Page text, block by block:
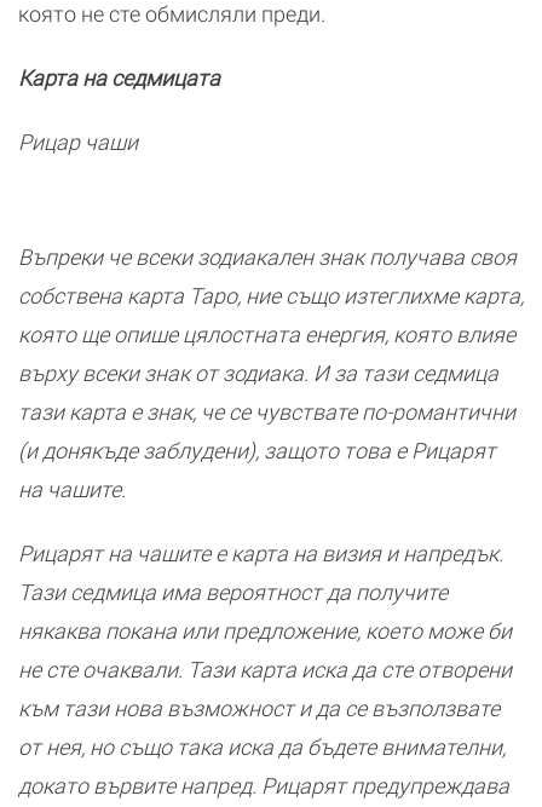
която не сте обмисляли преди.
Карта на седмицата
Рицар чаши
Въпреки че всеки зодиакален знак получава своя
собствена карта Таро, ние също изтеглихме карта,
която ще опише цялостната енергия, която влияе
върху всеки знак от зодиака. И за тази седмица
тази карта е знак, че се чувствате по-романтични
(и донякъде заблудени), защото това е Рицарят
на чашите.
Рицарят на чашите е карта на визия и напредък.
Тази седмица има вероятност да получите
някаква покана или предложение, което може би
не сте очаквали. Тази карта иска да сте отворени
към тази нова възможност и да се възползвате
от нея, но също така иска да бъдете внимателни,
докато вървите напред. Рицарят предупреждава